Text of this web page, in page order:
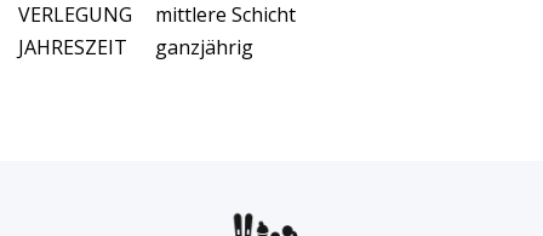
VERLEGUNG
mittlere Schicht
JAHRESZEIT
ganzjährig